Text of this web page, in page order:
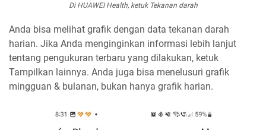
Di HUAWEI Health, ketuk Tekanan darah
Anda bisa melihat grafik dengan data tekanan darah
harian. Jika Anda menginginkan informasi lebih lanjut
tentang pengukuran terbaru yang dilakukan, ketuk
Tampilkan lainnya. Anda juga bisa menelusuri grafik
mingguan & bulanan, bukan hanya grafik harian.